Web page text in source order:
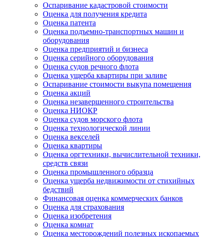
Оспаривание кадастровой стоимости
Оценка для получения кредита
Оценка патента
Оценка подъемно-транспортных машин и
оборудования
Оценка предприятий и бизнеса
Оценка серийного оборудования
Оценка судов речного флота
Оценка ущерба квартиры при заливе
Оспаривание стоимости выкупа помещения
Оценка акций
Оценка незавершенного строительства
Оценка НИОКР
Оценка судов морского флота
Оценка технологической линии
Оценка векселей
Оценка квартиры
Оценка оргтехники, вычислительной техники,
средств связи
Оценка промышленного образца
Оценка ущерба недвижимости от стихийных
бедствий
Финансовая оценка коммерческих банков
Оценка для страхования
Оценка изобретения
Оценка комнат
Оценка месторождений полезных ископаемых